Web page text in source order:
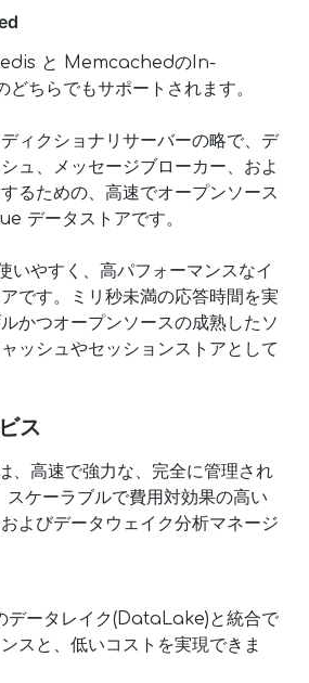
と MemcachedのIn-
ちらでもサポートされます。
ィクショナリサーバーの略で、デ
ュ、メッセージブローカー、およ
るための、高速でオープンソース
データストアです。
やすく、高パフォーマンスなイ
です。ミリ秒未満の応答時間を実
かつオープンソースの成熟したソ
ッシュやセッションストアとして
ス
高速で強力な、完全に管理され
スケーラブルで費用対効果の高い
よびデータウェイク分析マネージ
データレイク(DataLake)と統合で
スと、低いコストを実現できま